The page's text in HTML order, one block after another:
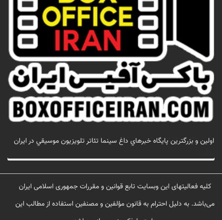
اولين و بزرگترين پايگاه خبرهاي داغ سينما تئاتر تلويزيون موسيقي در ايران
کلیه فعالیتهای این وبسایت تابع قوانین و مقررات جمهوری اسلامی ایران
می‌باشد. به دلیل احترام به قانون مؤلفین و مصنفین استفاده از مطالب این